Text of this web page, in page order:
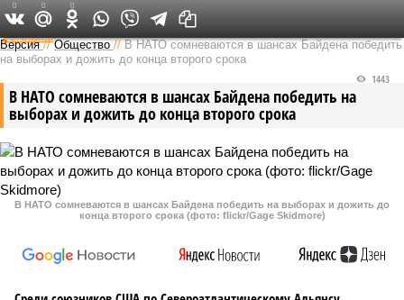
Федеральный выпуск
Версия //Общество //В НАТО сомневаются в шансах Байдена победить
на выборах и дожить до конца второго срока
В НАТО сомневаются в шансах Байдена победить на
выборах и дожить до конца второго срока
1443
В НАТО сомневаются в шансах Байдена победить на выборах и дожить до
конца второго срока (фото: flickr/Gage Skidmore)
0 0 0